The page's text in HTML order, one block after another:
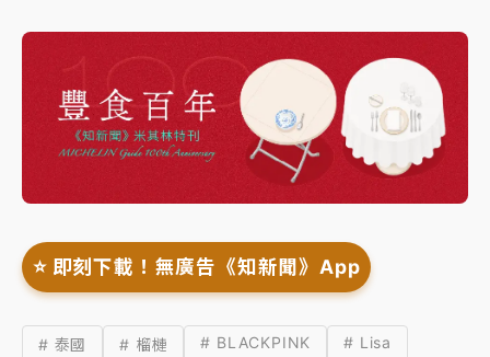
⭐️ 即刻下載！無廣告《知新聞》App
# 泰國 # 榴槤 # BLACKPINK # Lisa